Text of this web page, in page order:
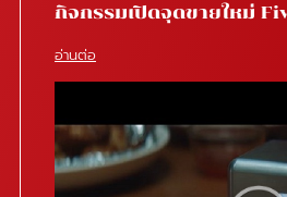
กิจกรรมเปิดจุดขายใหม่
อ่านต่อ